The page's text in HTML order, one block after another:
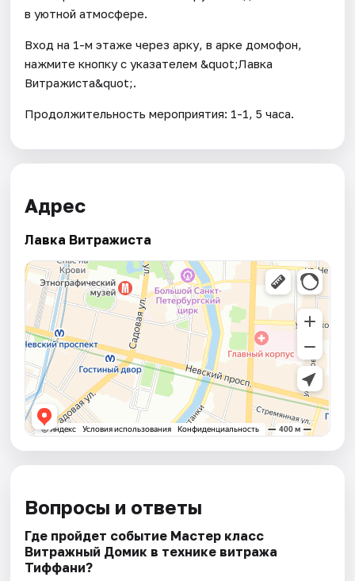
в уютной атмосфере.
Вход на 1-м этаже через арку, в арке домофон,
нажмите кнопку с указателем &quot;Лавка
Витражиста&quot;.
Продолжительность мероприятия: 1-1, 5 часа.
Адрес
Лавка Витражиста
Вопросы и ответы
Где пройдет событие Мастер класс
Витражный Домик в технике витража
Тиффани?